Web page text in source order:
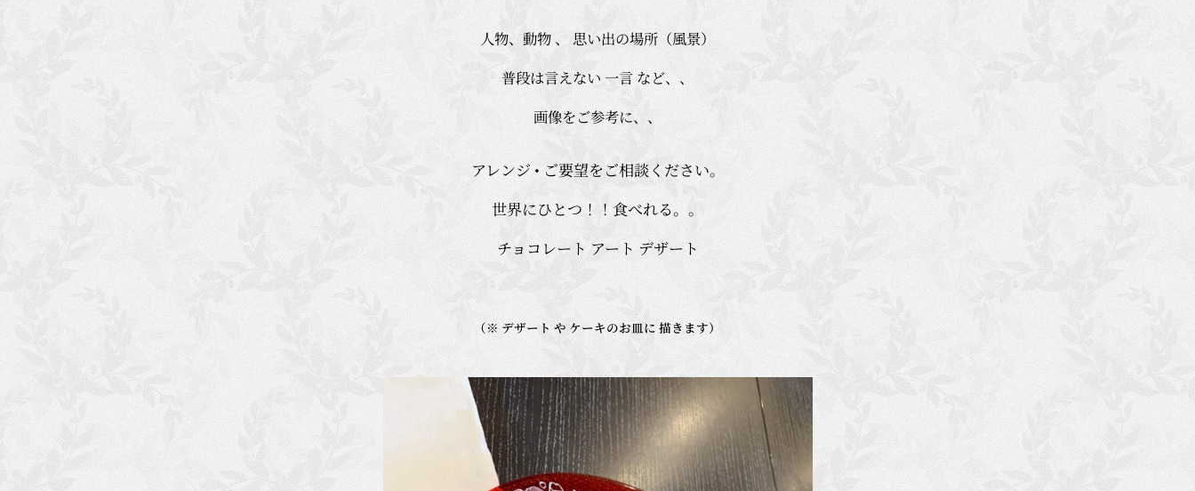
人物、動物 、 思い出の場所（風景）
普段は言えない 一言 など、、
画像をご参考に、、
アレンジ • ご要望をご相談ください。
世界にひとつ！！食べれる。。
チョコレート アート デザート
（※ デザート や ケーキのお皿に 描きます）